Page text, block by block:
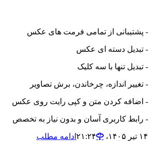
از تمامی فرمت های عکس
دسته ای عکس
تنها با سه کلیک
اندازه، چرخاندن، برش تصاویر
کردن متن و کپی رایت روی عکس
کاربری آسان و بدون نیاز به تخصص
ادامه مطلب